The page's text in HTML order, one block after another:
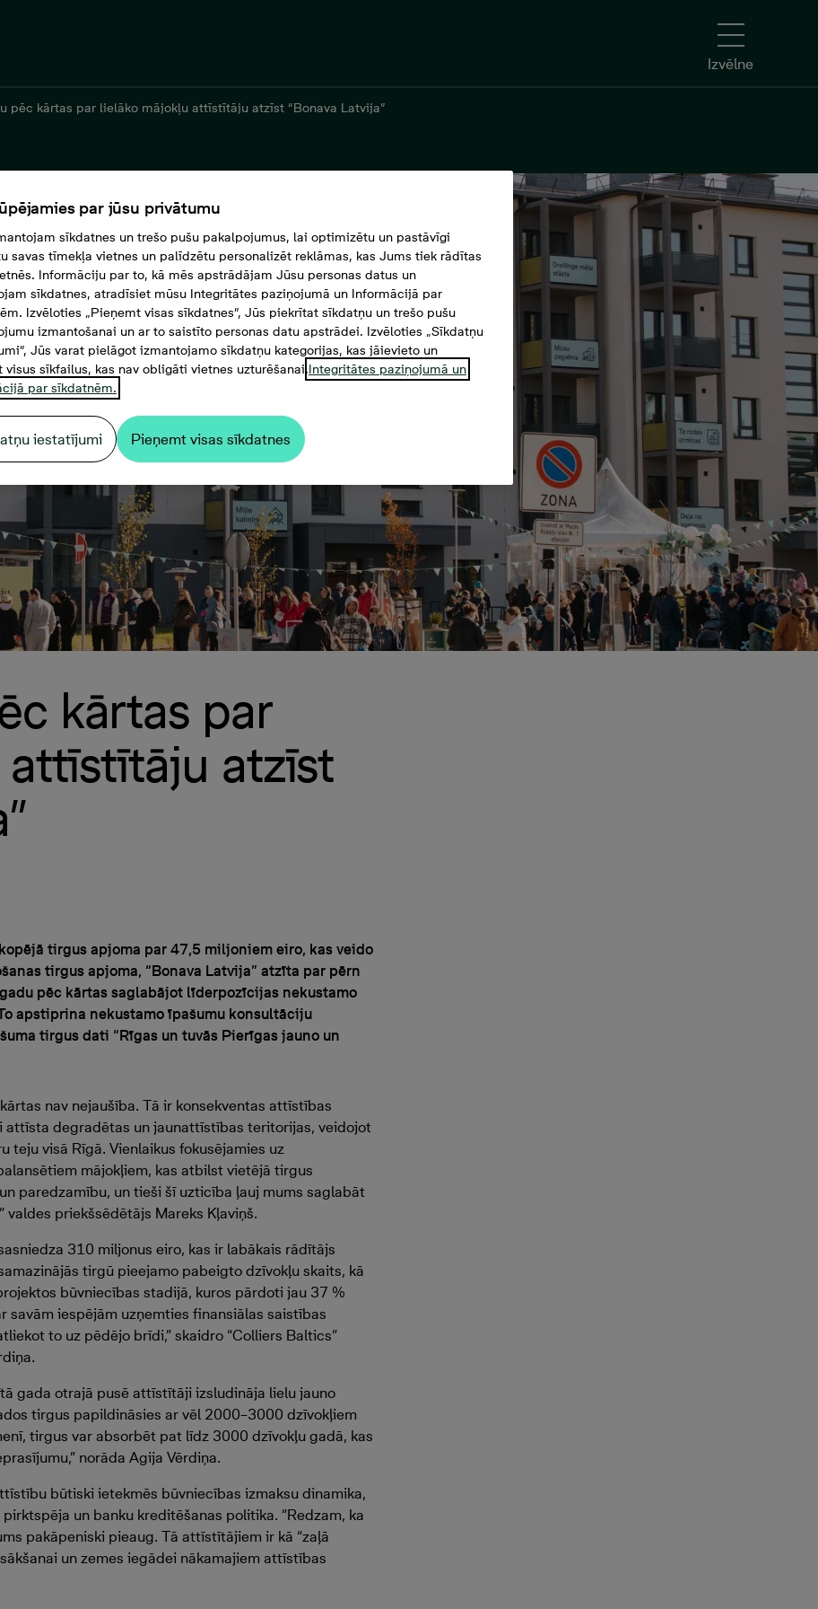
Izvēlne
pēc kārtas par lielāko mājokļu attīstītāju atzīst “Bonava Latvija”
kārtas par
atzīst
tirgus apjoma par 47,5 miljoniem eiro, kas veido
tirgus apjoma, “Bonava Latvija” atzīta par pērn
pēc kārtas saglabājot līderpozīcijas nekustamo
apstiprina nekustamo īpašumu konsultāciju
tirgus dati “Rīgas un tuvās Pierīgas jauno un
nav nejaušība. Tā ir konsekventas attīstības
attīsta degradētas un jaunattīstības teritorijas, veidojot
visā Rīgā. Vienlaikus fokusējamies uz
mājokļiem, kas atbilst vietējā tirgus
paredzamību, un tieši šī uzticība ļauj mums saglabāt
valdes priekšsēdētājs Mareks Kļaviņš.
310 miljonus eiro, kas ir labākais rādītājs
tirgū pieejamo pabeigto dzīvokļu skaits, kā
būvniecības stadijā, kuros pārdoti jau 37 %
iespējām uzņemties finansiālas saistības
to uz pēdējo brīdi,” skaidro “Colliers Baltics”
gada otrajā pusē attīstītāji izsludināja lielu jauno
tirgus papildināsies ar vēl 2000–3000 dzīvokļiem
tirgus var absorbēt pat līdz 3000 dzīvokļu gadā, kas
norāda Agija Vērdiņa.
būtiski ietekmēs būvniecības izmaksu dinamika,
un banku kreditēšanas politika. “Redzam, ka
pakāpeniski pieaug. Tā attīstītājiem ir kā “zaļā
un zemes iegādei nākamajiem attīstības
par jūsu privātumu
sīkdatnes un trešo pušu pakalpojumus, lai optimizētu un pastāvīgi
savas tīmekļa vietnes un palīdzētu personalizēt reklāmas, kas Jums tiek rādītas
Informāciju par to, kā mēs apstrādājam Jūsu personas datus un
sīkdatnes, atradīsiet mūsu Integritātes paziņojumā un Informācijā par
Izvēloties „Pieņemt visas sīkdatnes”, Jūs piekrītat sīkdatņu un trešo pušu
izmantošanai un ar to saistīto personas datu apstrādei. Izvēloties „Sīkdatņu
Jūs varat pielāgot izmantojamo sīkdatņu kategorijas, kas jāievieto un
visus sīkfailus, kas nav obligāti vietnes uzturēšanai.Integritātes paziņojumā un
par sīkdatnēm.
iestatījumi Pieņemt visas sīkdatnes